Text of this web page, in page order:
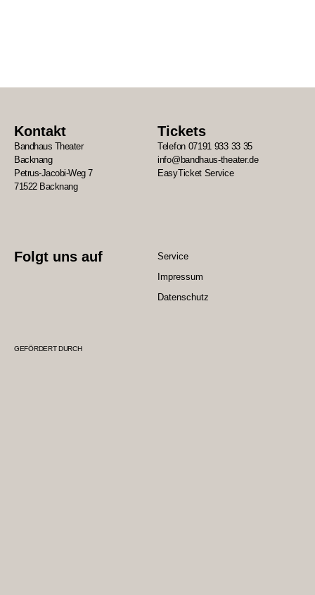
Kontakt
Bandhaus Theater
Backnang
Petrus-Jacobi-Weg 7
71522 Backnang
Tickets
Telefon 07191 933 33 35
info@bandhaus-theater.de
EasyTicket Service
Folgt uns auf
Service
Impressum
Datenschutz
GEFÖRDERT DURCH